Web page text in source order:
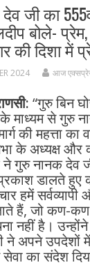
जी का
बोले-
की दिशा में
2024 आज
“गुरु बिन
माध्यम से गुरु
की महत्ता का
के अध्यक्ष और
ने गुरु नानक देव
डालते
हमें
हैं, जो कण-कण
नहीं है।
ने अपने उपदेशों
सेवा का संदेश